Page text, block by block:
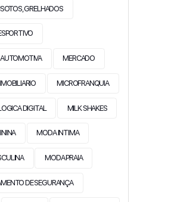
GRELHADOS
MERCADO
MICROFRANQUIA
DIGITAL MILK SHAKES
MODA INTIMA
MODA PRAIA
DE SEGURANÇA